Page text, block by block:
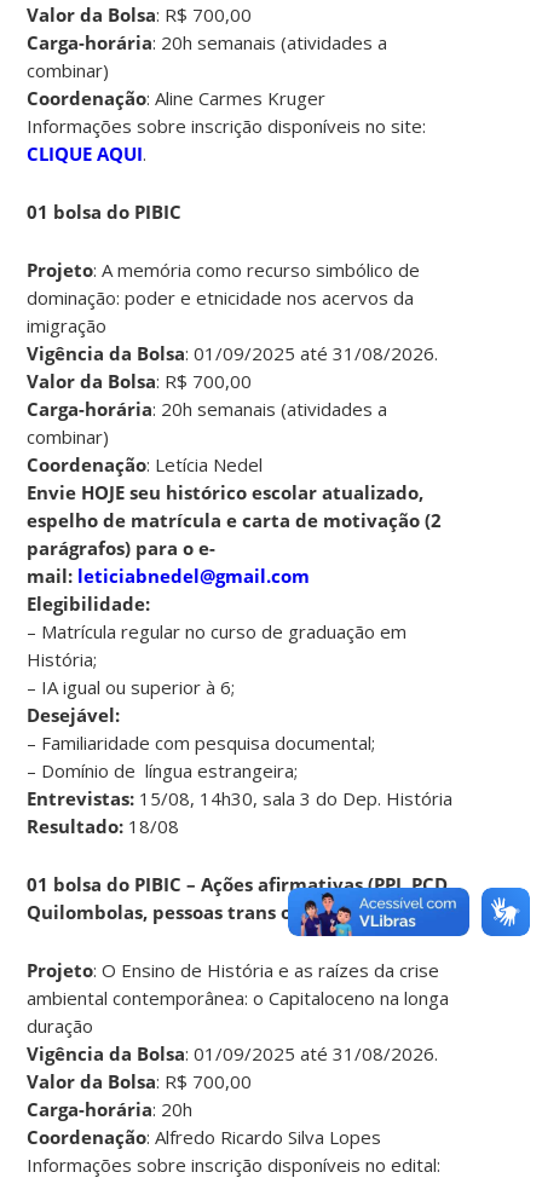
Valor da Bolsa: R$ 700,00
Carga-horária: 20h semanais (atividades a
combinar)
Coordenação: Aline Carmes Kruger
Informações sobre inscrição disponíveis no site:
CLIQUE AQUI.
01 bolsa do PIBIC
Projeto: A memória como recurso simbólico de
dominação: poder e etnicidade nos acervos da
imigração
Vigência da Bolsa: 01/09/2025 até 31/08/2026.
Valor da Bolsa: R$ 700,00
Carga-horária: 20h semanais (atividades a
combinar)
Coordenação: Letícia Nedel
Envie HOJE seu histórico escolar atualizado,
espelho de matrícula e carta de motivação (2
parágrafos) para o e-
mail: leticiabnedel@gmail.com
Elegibilidade:
– Matrícula regular no curso de graduação em
História;
– IA igual ou superior à 6;
Desejável:
– Familiaridade com pesquisa documental;
– Domínio de língua estrangeira;
Entrevistas: 15/08, 14h30, sala 3 do Dep. História
Resultado: 18/08
01 bolsa do PIBIC – Ações afirmativas (PPI, PCD,
Quilombolas, pessoas trans ou mães)
Projeto: O Ensino de História e as raízes da crise
ambiental contemporânea: o Capitaloceno na longa
duração
Vigência da Bolsa: 01/09/2025 até 31/08/2026.
Valor da Bolsa: R$ 700,00
Carga-horária: 20h
Coordenação: Alfredo Ricardo Silva Lopes
Informações sobre inscrição disponíveis no edital: